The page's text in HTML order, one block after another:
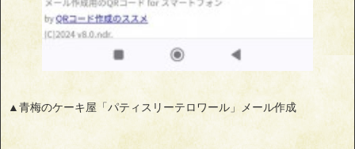
▲青梅のケーキ屋「パティスリーテロワール」メール作成